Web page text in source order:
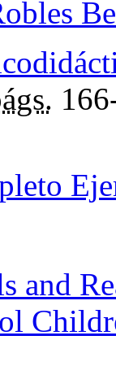
and